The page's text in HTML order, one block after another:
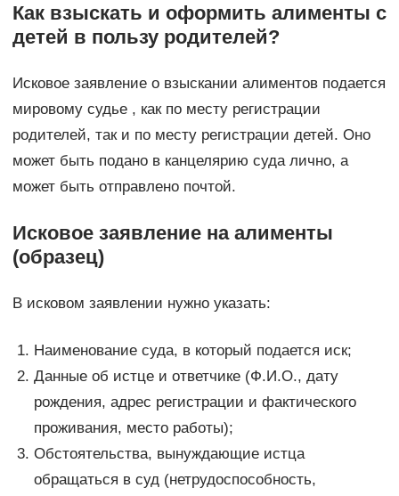
Как взыскать и оформить алименты с
детей в пользу родителей?
Исковое заявление о взыскании алиментов подается
мировому судье , как по месту регистрации
родителей, так и по месту регистрации детей. Оно
может быть подано в канцелярию суда лично, а
может быть отправлено почтой.
Исковое заявление на алименты
(образец)
В исковом заявлении нужно указать:
Наименование суда, в который подается иск;
Данные об истце и ответчике (Ф.И.О., дату
рождения, адрес регистрации и фактического
проживания, место работы);
Обстоятельства, вынуждающие истца
обращаться в суд (нетрудоспособность,